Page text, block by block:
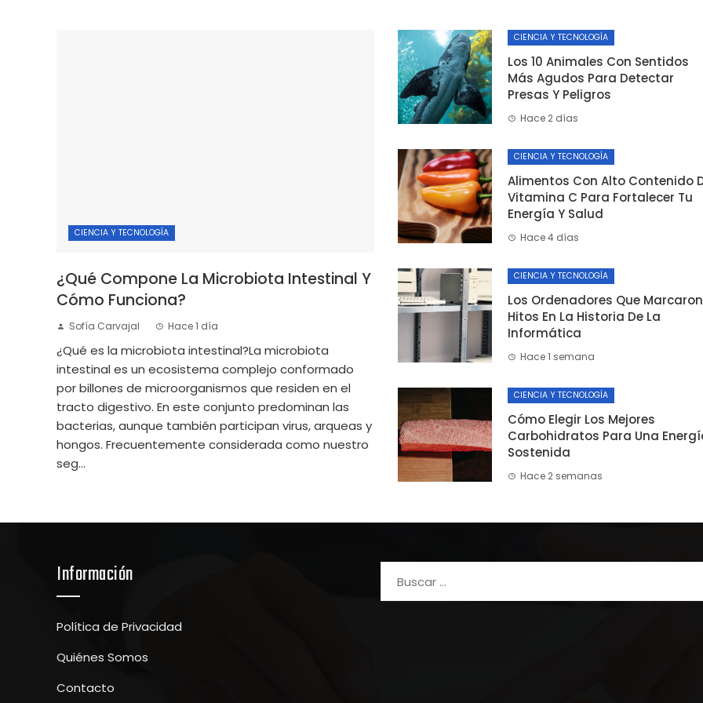
CIENCIA Y TECNOLOGÍA
¿Qué Compone La Microbiota Intestinal Y
Cómo Funciona?
Sofía Carvajal Hace 1 día
¿Qué es la microbiota intestinal?La microbiota
intestinal es un ecosistema complejo conformado
por billones de microorganismos que residen en el
tracto digestivo. En este conjunto predominan las
bacterias, aunque también participan virus, arqueas y
hongos. Frecuentemente considerada como nuestro
seg...
CIENCIA Y TECNOLOGÍA
Los 10 Animales Con Sentidos
Más Agudos Para Detectar
Presas Y Peligros
Hace 2 días
CIENCIA Y TECNOLOGÍA
Alimentos Con Alto Contenido
Vitamina C Para Fortalecer Tu
Energía Y Salud
Hace 4 días
CIENCIA Y TECNOLOGÍA
Los Ordenadores Que Marcaron
Hitos En La Historia De La
Informática
Hace 1 semana
CIENCIA Y TECNOLOGÍA
Cómo Elegir Los Mejores
Carbohidratos Para Una
Sostenida
Hace 2 semanas
Información
Política de Privacidad
Quiénes Somos
Contacto